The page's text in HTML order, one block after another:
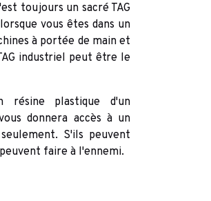
toujours un sacré TAG
vous êtes dans un
à portée de main et
industriel peut être le
résine plastique d'un
donnera accès à un
S'ils peuvent
faire à l'ennemi.